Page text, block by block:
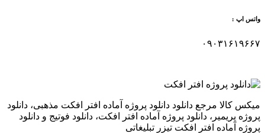
واتس اپ :
۰۹۰۳۱۶۱۹۶۶۷
میکس کالا مرجع دانلود دانلود پروژه آماده افتر افکت مذهبی، دانلود
پروژه پریمیر، دانلود پروژه آماده افتر افکت، دانلود فوتیج و دانلود
پروژه آماده افتر افکت تیزر تبلیغاتی